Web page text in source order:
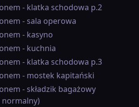
- klatka schodowa p.2
- sala operowa
- kasyno
- kuchnia
- klatka schodowa p.3
- mostek kapitański
- składzik bagażowy